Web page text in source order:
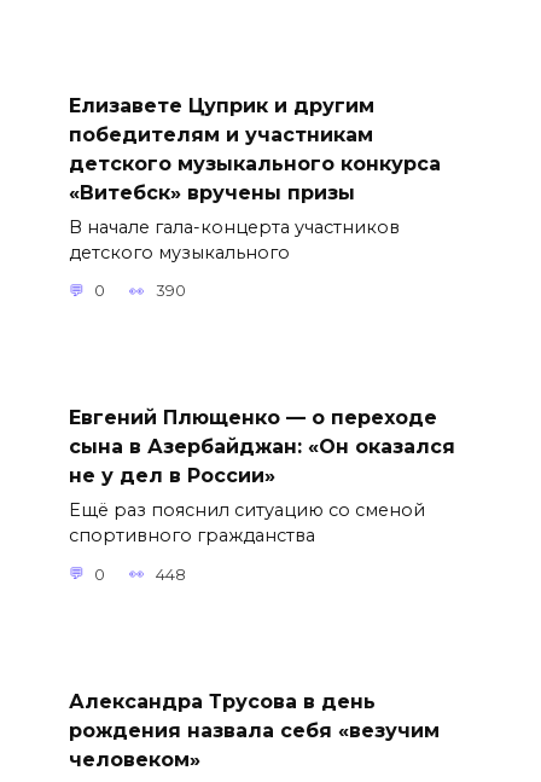
Елизавете Цуприк и другим
победителям и участникам
детского музыкального конкурса
«Витебск» вручены призы
В начале гала-концерта участников
детского музыкального
0 390
Евгений Плющенко — о переходе
сына в Азербайджан: «Он оказался
не у дел в России»
Ещё раз пояснил ситуацию со сменой
спортивного гражданства
0 448
Александра Трусова в день
рождения назвала себя «везучим
человеком»